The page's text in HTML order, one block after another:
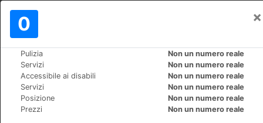
0 ×
Pulizia
Non un numero reale
Servizi
Non un numero reale
Accessibile ai disabili
Non un numero reale
Servizi
Non un numero reale
Posizione
Non un numero reale
Prezzi
Non un numero reale
Mondo>
Cartaya Garden Hotel & Spa
+34 971888400